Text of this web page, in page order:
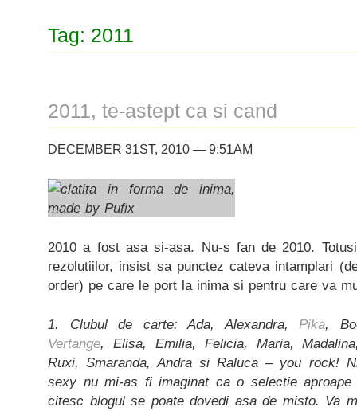
Tag: 2011
2011, te-astept ca si cand
DECEMBER 31ST, 2010 — 9:51AM
2010 a fost asa si-asa. Nu-s fan de 2010.
rezolutiilor, insist sa punctez cateva intamplari
order) pe care le port la inima si pentru care va
1. Clubul de carte: Ada, Alexandra, Pika,
Vertange, Elisa, Emilia, Felicia, Maria,
Ruxi, Smaranda, Andra si Raluca – you rock!
sexy nu mi-as fi imaginat ca o selectie aproape
citesc blogul se poate dovedi asa de misto. Va